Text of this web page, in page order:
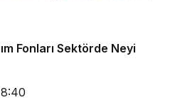
Fonları Sektörde Neyi